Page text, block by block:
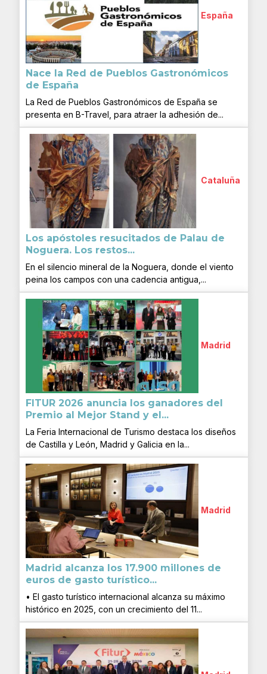
España
Nace la Red de Pueblos Gastronómicos
de España
La Red de Pueblos Gastronómicos de España se
presenta en B-Travel, para atraer la adhesión de...
Cataluña
Los apóstoles resucitados de Palau de
Noguera. Los restos...
En el silencio mineral de la Noguera, donde el viento
peina los campos con una cadencia antigua,...
Madrid
FITUR 2026 anuncia los ganadores del
Premio al Mejor Stand y el...
La Feria Internacional de Turismo destaca los diseños
de Castilla y León, Madrid y Galicia en la...
Madrid
Madrid alcanza los 17.900 millones de
euros de gasto turístico...
• El gasto turístico internacional alcanza su máximo
histórico en 2025, con un crecimiento del 11...